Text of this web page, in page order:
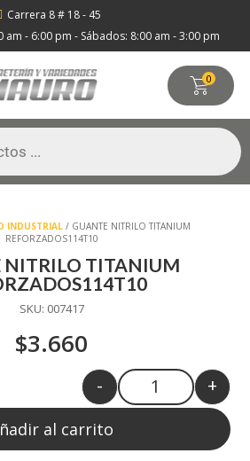
Carrera 8 # 18 - 45
am - 6:00 pm - Sábados: 8:00 am - 3:00 pm
0
INDUSTRIAL/ GUANTE NITRILO TITANIUM
REFORZADOS114T10
NITRILO TITANIUM
SKU: 007417
$3.660
Quantity
- +
al carrito